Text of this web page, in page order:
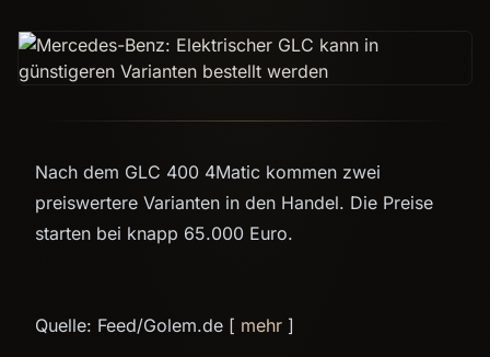
Nach dem GLC 400 4Matic kommen zwei
preiswertere Varianten in den Handel. Die Preise
starten bei knapp 65.000 Euro.
Quelle: Feed/Golem.de [ mehr ]